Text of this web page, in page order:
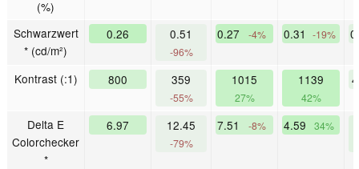
(%)
Schwarzwert
* (cd/m²)
0.26 0.51
-96%
0.27 -4% 0.31 -19%
Kontrast (:1) 800 359
-55%
1015
27%
1139
42%
Delta E
Colorchecker
*
6.97 12.45
-79%
7.51 -8% 4.59 34%